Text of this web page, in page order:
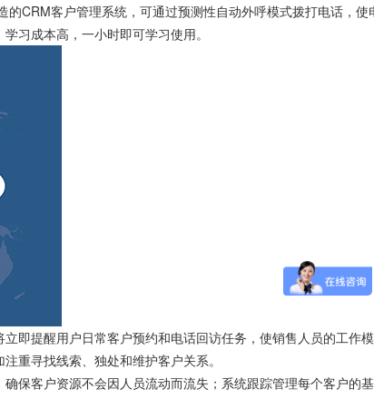
CRM客户管理系统，可通过预测性自动外呼模式拨打电话，
习成本高，一小时即可学习使用。
即提醒用户日常客户预约和电话回访任务，使销售人员的工作
重寻找线索、独处和维护客户关系。
保客户资源不会因人员流动而流失；系统跟踪管理每个客户的